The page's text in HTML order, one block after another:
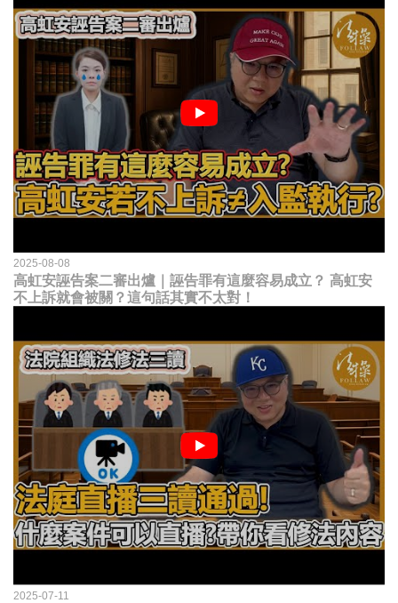
2025-08-08
高虹安誣告案二審出爐｜誣告罪有這麼容易成立？ 高虹安
不上訴就會被關？這句話其實不太對！
2025-07-11